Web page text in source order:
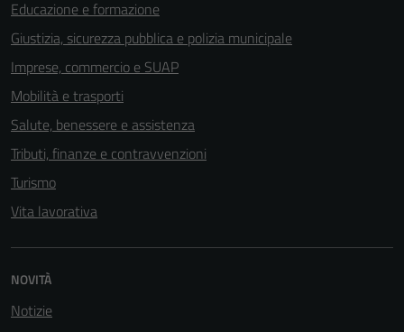
Educazione e formazione
Giustizia, sicurezza pubblica e polizia municipale
Imprese, commercio e SUAP
Mobilità e trasporti
Salute, benessere e assistenza
Tributi, finanze e contravvenzioni
Turismo
Vita lavorativa
NOVITÀ
Notizie